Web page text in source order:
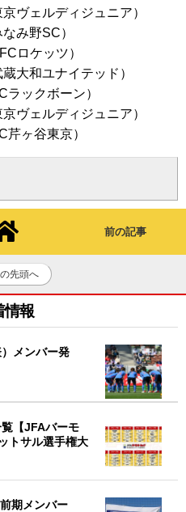
ヴェルディジュニア）
み野SC）
ロケッツ）
大和ユナイテッド）
ックボーン）
ヴェルディジュニア）
ヶ谷東京）
前の記事
先頭へ
情報
メンバー発
【JFAバーモ
トサル選手権大
期メンバー